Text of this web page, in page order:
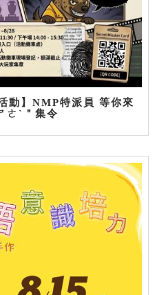
動】NMP特派員 等你來
ㄜˋ＂集令